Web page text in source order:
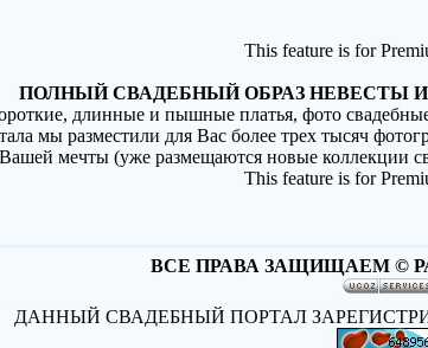
This feature is for
ПОЛНЫЙ СВАДЕБНЫЙ ОБРАЗ НЕВЕСТЫ И
длинные и пышные платья, фото
мы разместили для Вас более трех тысяч
Вашей мечты (уже размещаются новые коллекции
This feature is for
ВСЕ ПРАВА ЗАЩИЩАЕМ ©
ДАННЫЙ СВАДЕБНЫЙ ПОРТАЛ